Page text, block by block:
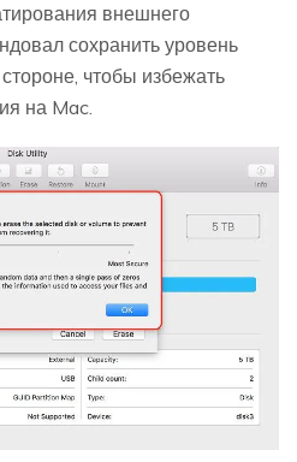
внешнего
сохранить уровень
чтобы избежать
на Mac.